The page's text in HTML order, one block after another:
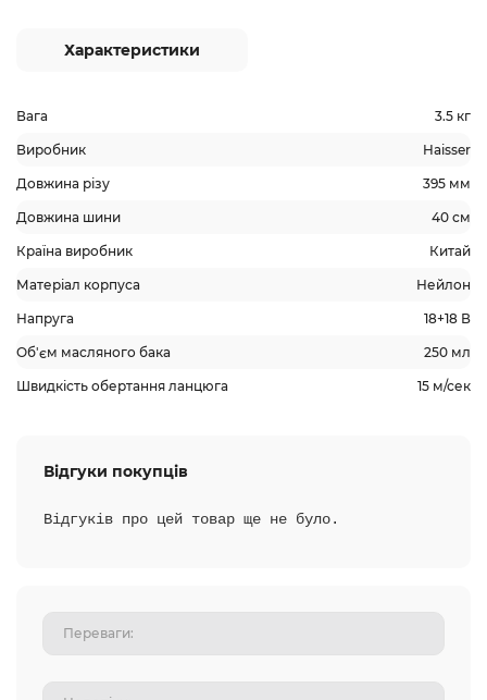
Характеристики
Вага 3.5 кг
Виробник Haisser
Довжина різу 395 мм
Довжина шини 40 см
Країна виробник Китай
Матеріал корпуса Нейлон
Напруга 18+18 В
Об'єм масляного бака 250 мл
Швидкість обертання ланцюга 15 м/сек
Відгуки покупців
Відгуків про цей товар ще не було.